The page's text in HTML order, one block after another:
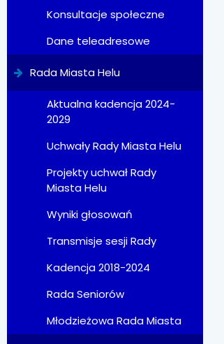
Konsultacje społeczne
Dane teleadresowe
Rada Miasta Helu
Aktualna kadencja 2024-
2029
Uchwały Rady Miasta Helu
Projekty uchwał Rady
Miasta Helu
Wyniki głosowań
Transmisje sesji Rady
Kadencja 2018-2024
Rada Seniorów
Młodzieżowa Rada Miasta